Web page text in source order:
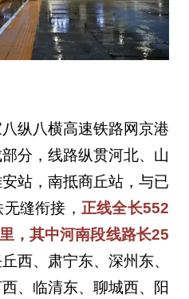
纵八横高速铁路网京港
分，线路纵贯河北、山
站，南抵商丘站，与已
缝衔接， 正线全长552
，其中河南段线路长25
西、肃宁东、深州东、
、临清东、聊城西、阳